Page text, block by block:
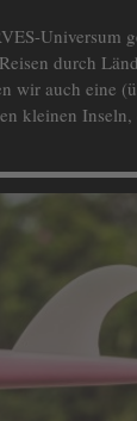
Universum
durch
wir auch eine
kleinen